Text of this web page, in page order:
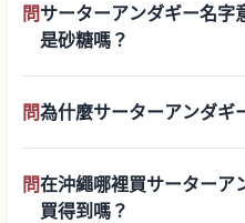
問サーターアンダギー名字
是砂糖嗎？
問為什麼サーターアンダギ
問在沖繩哪裡買サーターア
買得到嗎？